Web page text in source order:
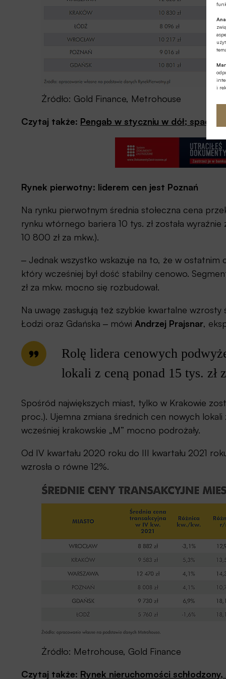
i
Źródło: Gold Finance, Metrohouse
Czytaj także: Pengab w styczniu w dół; spada
Rynek pierwotny: liderem cen jest Poznań
Na rynku pierwotnym średnia stołeczna cena
rynku wtórnego bariera 10 tys. zł została
10 800 zł za mkw.).
‒ Jednak wszystko wskazuje na to, że w ostatnim
który wcześniej był dość stabilny cenowo.
zł za mkw. mocno się rozbudował.
Na uwagę zasługują też szybkie kwartalne
Łodzi oraz Gdańska ‒ mówi Andrzej Prajsnar,
Rolę lidera cenowych
lokali z ceną ponad 15 tys. zł
Spośród największych miast, tylko w Krakowie
proc.). Ujemna zmiana średnich cen nowych
wcześniej krakowskie „M” mocno podrożały.
Od IV kwartału 2020 roku do III kwartału 2021
wzrosła o równe 12%.
Źródło: Metrohouse, Gold Finance
Czytaj także: Rynek nieruchomości